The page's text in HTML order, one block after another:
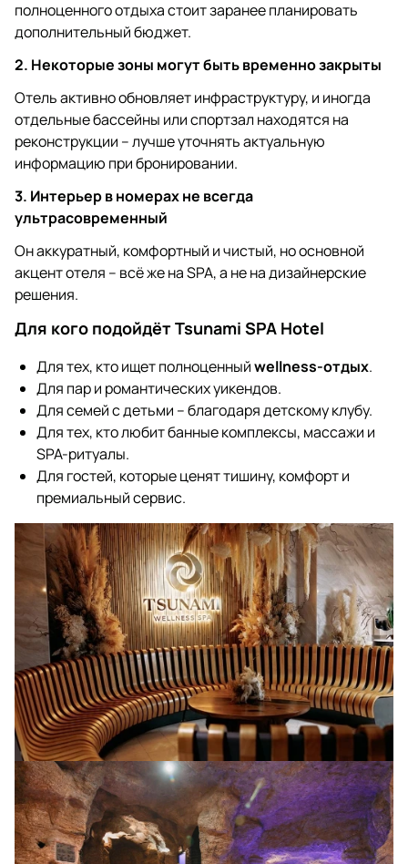
полноценного отдыха стоит заранее планировать
дополнительный бюджет.
2. Некоторые зоны могут быть временно закрыты
Отель активно обновляет инфраструктуру, и иногда
отдельные бассейны или спортзал находятся на
реконструкции – лучше уточнять актуальную
информацию при бронировании.
3. Интерьер в номерах не всегда
ультрасовременный
Он аккуратный, комфортный и чистый, но основной
акцент отеля – всё же на SPA, а не на дизайнерские
решения.
Для кого подойдёт Tsunami SPA Hotel
Для тех, кто ищет полноценныйwellness-отдых.
Для пар и романтических уикендов.
Для семей с детьми – благодаря детскому клубу.
Для тех, кто любит банные комплексы, массажи и
SPA-ритуалы.
Для гостей, которые ценят тишину, комфорт и
премиальный сервис.